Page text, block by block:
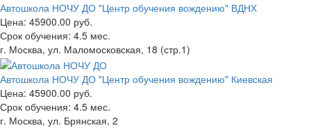
Автошкола НОЧУ ДО "Центр обучения вождению" ВДНХ
Цена: 45900.00 руб.
Срок обучения: 4.5 мес.
г. Москва, ул. Маломосковская, 18 (стр.1)
Автошкола НОЧУ ДО "Центр обучения вождению" Киевская
Цена: 45900.00 руб.
Срок обучения: 4.5 мес.
г. Москва, ул. Брянская, 2